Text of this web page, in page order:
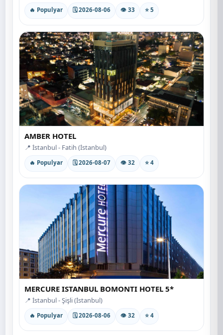
🔥 Populyar 🗓 2026-08-06 👁 33 ⭐ 5
AMBER HOTEL
📍 İstanbul - Fatih (İstanbul)
🔥 Populyar 🗓 2026-08-07 👁 32 ⭐ 4
MERCURE ISTANBUL BOMONTI HOTEL 5*
📍 İstanbul - Şişli (İstanbul)
🔥 Populyar 🗓 2026-08-06 👁 32 ⭐ 4